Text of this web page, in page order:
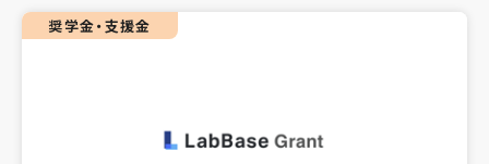
奨学金・支援金